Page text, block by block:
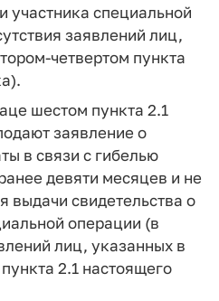
участника специальной
заявлений лиц,
четвертом пункта
шестом пункта 2.1
заявление о
в связи с гибелью
девяти месяцев и не
выдачи свидетельства о
операции (в
лиц, указанных в
2.1 настоящего